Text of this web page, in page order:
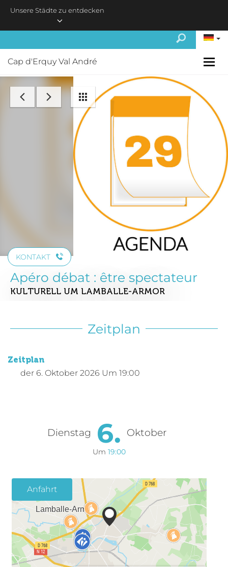
Unsere Städte zu entdecken
Cap d'Erquy Val André
KONTAKT
Apéro débat : être spectateur
KULTURELL UM LAMBALLE-ARMOR
Zeitplan
Zeitplan
der 6. Oktober 2026 Um 19:00
Dienstag 6. Oktober
Um 19:00
Anfahrt